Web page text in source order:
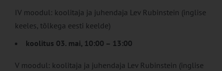
IV moodul: koolitaja ja juhendaja Lev Rubinstein (inglise
keeles, tõlkega eesti keelde)
koolitus 03. mai, 10:00 – 13:00
V moodul: koolitaja ja juhendaja Lev Rubinstein (inglise